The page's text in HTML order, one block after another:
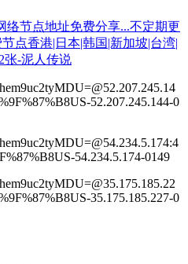
52.207.245.144-0
54.234.5.174-0149
35.175.185.227-0